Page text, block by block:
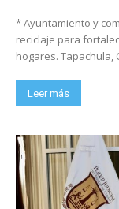
* Ayuntamiento y
reciclaje para
hogares.
Leer más